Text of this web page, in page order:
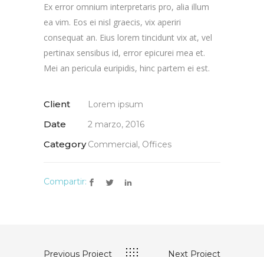
Ex error omnium interpretaris pro, alia illum
ea vim. Eos ei nisl graecis, vix aperiri
consequat an. Eius lorem tincidunt vix at, vel
pertinax sensibus id, error epicurei mea et.
Mei an pericula euripidis, hinc partem ei est.
Client Lorem ipsum
Date 2 marzo, 2016
Category Commercial, Offices
Compartir:
Previous Project Next Project